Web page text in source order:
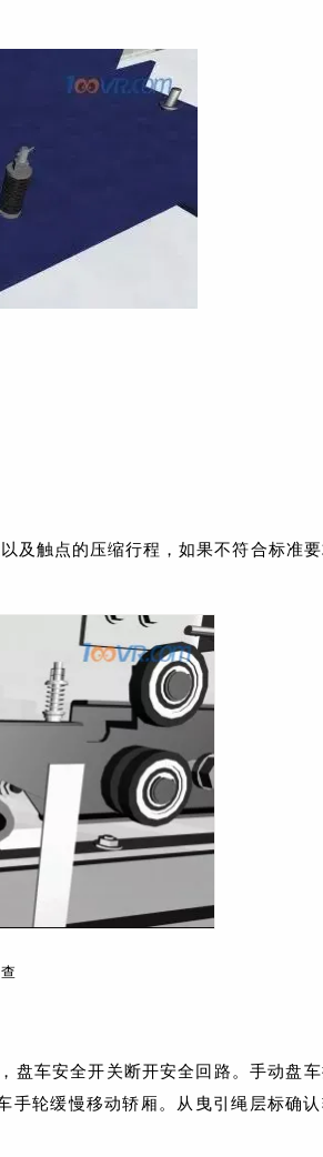
及触点的压缩行程，如果不符合标准
盘车安全开关断开安全回路。手动盘
手轮缓慢移动轿厢。从曳引绳层标确